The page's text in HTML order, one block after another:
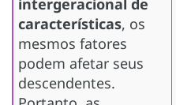
características, os
mesmos fatores
podem afetar seus
descendentes.